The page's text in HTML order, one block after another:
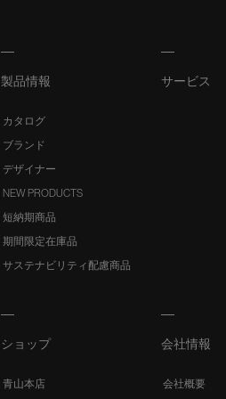
製品情報
カタログ
ブランド
デザイナー
NEW PRODUCTS
短納期商品
期間限定在庫品
サステナビリティ配慮商品
サービス
ショップ
青山本店
会社情報
会社概要